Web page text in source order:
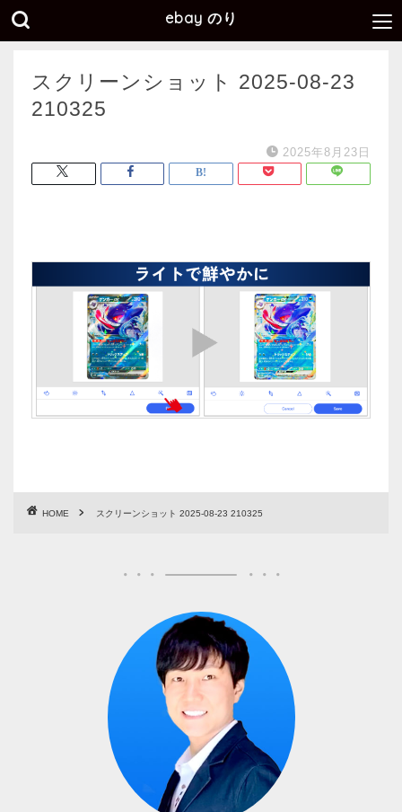
ebay のり
スクリーンショット 2025-08-23
210325
2025年8月23日
HOME スクリーンショット 2025-08-23 210325